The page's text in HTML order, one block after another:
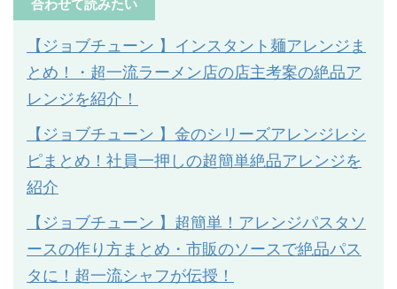
合わせて読みたい
【ジョブチューン 】インスタント麺アレンジま
とめ！・超一流ラーメン店の店主考案の絶品ア
レンジを紹介！
【ジョブチューン 】金のシリーズアレンジレシ
ピまとめ！社員一押しの超簡単絶品アレンジを
紹介
【ジョブチューン 】超簡単！アレンジパスタソ
ースの作り方まとめ・市販のソースで絶品パス
タに！超一流シャフが伝授！